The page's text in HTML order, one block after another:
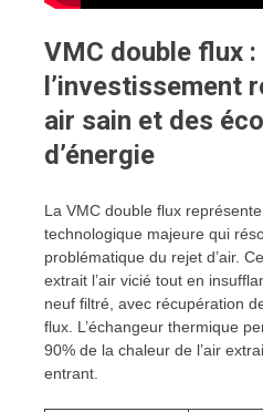
VMC double flux :
l’investissement
air sain et des
d’énergie
La VMC double flux
technologique majeure qui
problématique du rejet d’air.
extrait l’air vicié tout en
neuf filtré, avec récupération
flux. L’échangeur thermique
90% de la chaleur de l’air
entrant.